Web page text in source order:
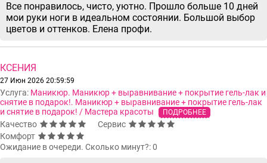
Все понравилось, чисто, уютно. Прошло больше 10 дней
мои руки ноги в идеальном состоянии. Большой выбор
цветов и оттенков. Елена профи.
КСЕНИЯ
27 Июн 2026 20:59:59
Услуга: Маникюр. Маникюр + выравнивание + покрытие гель-лак и
снятие в подарок!. Маникюр + выравнивание + покрытие гель-лак
и снятие в подарок! / Мастера красоты
ПОДРОБНЕЕ
Качество
Сервис
Комфорт
Ожидание в очереди. Сколько минут?: 0